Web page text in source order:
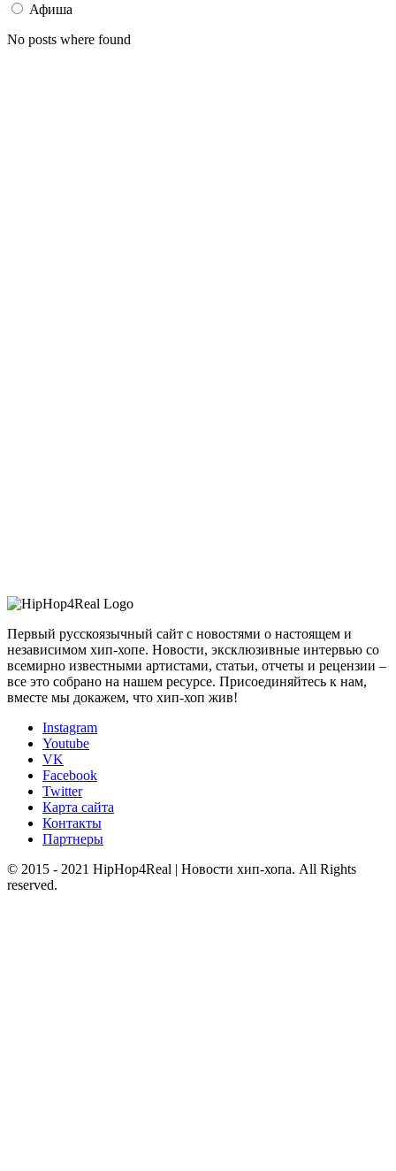
Афиша
No posts where found
Первый русскоязычный сайт с новостями о настоящем и
независимом хип-хопе. Новости, эксклюзивные интервью со
всемирно известными артистами, статьи, отчеты и рецензии –
все это собрано на нашем ресурсе. Присоединяйтесь к нам,
вместе мы докажем, что хип-хоп жив!
Instagram
Youtube
VK
Facebook
Twitter
Карта сайта
Контакты
Партнеры
© 2015 - 2021 HipHop4Real | Новости хип-хопа. All Rights
reserved.